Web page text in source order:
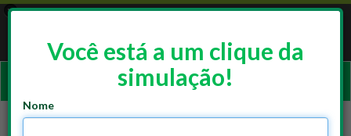
×
GRATUITO - Google Play
Você está a um clique da
simulação!
Nome